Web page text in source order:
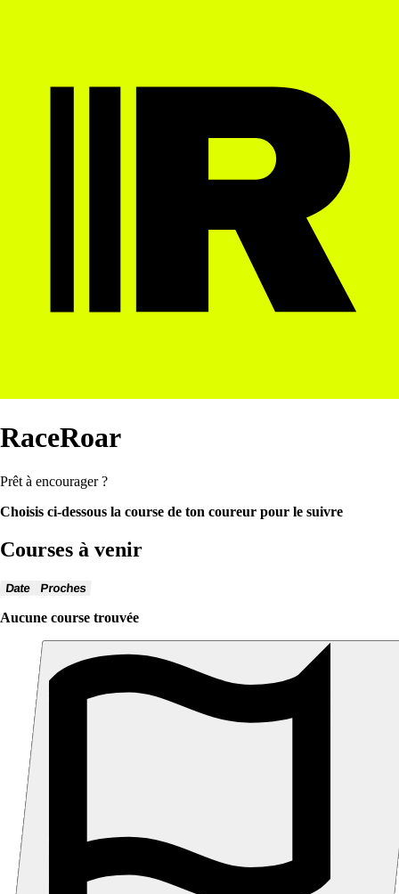
RaceRoar
Prêt à encourager ?
Choisis ci-dessous la course de ton coureur pour le suivre
Courses à venir
Date Proches
Aucune course trouvée